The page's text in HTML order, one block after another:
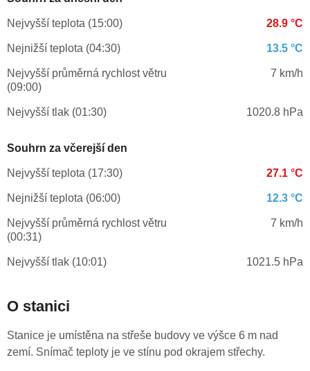
Nejvyšší teplota (15:00) 28.9 °C
Nejnižší teplota (04:30) 13.5 °C
Nejvyšší průměrná rychlost větru
(09:00)
7 km/h
Nejvyšší tlak (01:30) 1020.8 hPa
Souhrn za včerejší den
Nejvyšší teplota (17:30) 27.1 °C
Nejnižší teplota (06:00) 12.3 °C
Nejvyšší průměrná rychlost větru
(00:31)
7 km/h
Nejvyšší tlak (10:01) 1021.5 hPa
O stanici
Stanice je umístěna na střeše budovy ve výšce 6 m nad
zemí. Snímač teploty je ve stínu pod okrajem střechy.